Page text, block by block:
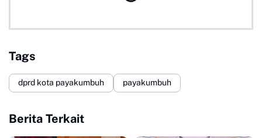
Tags
dprd kota payakumbuh payakumbuh
Berita Terkait